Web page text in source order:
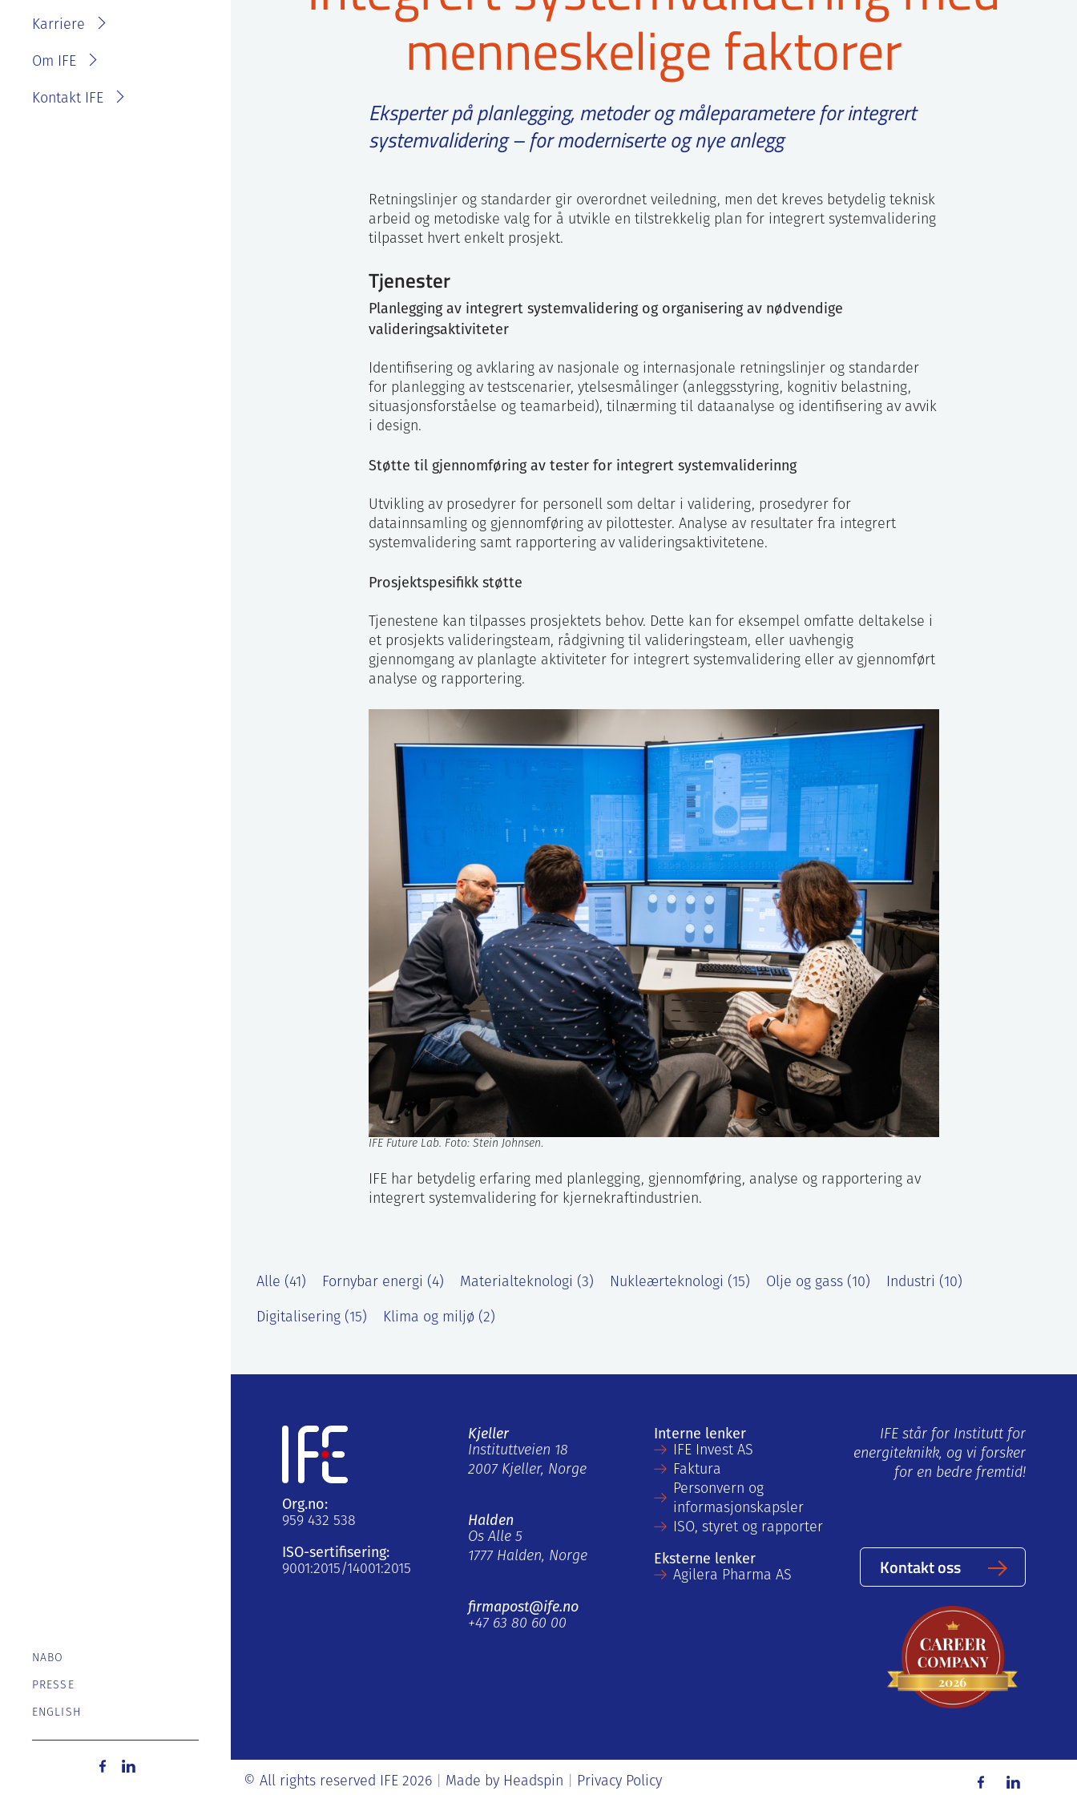
Karriere
Om IFE
Personvernerklæring for
Kontakt IFE
Fakturainformasjon
Varsling eller melde
NABO
PRESSE
ENGLISH
menneskelige faktorer
Eksperter på planlegging, metoder og måleparametere for integrert
systemvalidering – for moderniserte og nye anlegg
Retningslinjer og standarder gir overordnet veiledning, men det kreves betydelig teknisk
arbeid og metodiske valg for å utvikle en tilstrekkelig plan for integrert systemvalidering
tilpasset hvert enkelt prosjekt.
Tjenester
Planlegging av integrert systemvalidering og organisering av nødvendige
valideringsaktiviteter
Identifisering og avklaring av nasjonale og internasjonale retningslinjer og standarder
for planlegging av testscenarier, ytelsesmålinger (anleggsstyring, kognitiv belastning,
situasjonsforståelse og teamarbeid), tilnærming til dataanalyse og identifisering av avvik
i design.
Støtte til gjennomføring av tester for integrert systemvaliderinng
Utvikling av prosedyrer for personell som deltar i validering, prosedyrer for
datainnsamling og gjennomføring av pilottester. Analyse av resultater fra integrert
systemvalidering samt rapportering av valideringsaktivitetene.
Prosjektspesifikk støtte
Tjenestene kan tilpasses prosjektets behov. Dette kan for eksempel omfatte deltakelse i
et prosjekts valideringsteam, rådgivning til valideringsteam, eller uavhengig
gjennomgang av planlagte aktiviteter for integrert systemvalidering eller av gjennomført
analyse og rapportering.
IFE Future Lab. Foto: Stein Johnsen.
IFE har betydelig erfaring med planlegging, gjennomføring, analyse og rapportering av
integrert systemvalidering for kjernekraftindustrien.
Alle (41) Fornybar energi (4) Materialteknologi (3) Nukleærteknologi (15) Olje og gass (10) Industri (10)
Digitalisering (15) Klima og miljø (2)
Org.no:
959 432 538
ISO-sertifisering:
9001:2015/14001:2015
Kjeller
Instituttveien 18
2007 Kjeller, Norge
Halden
Os Alle 5
1777 Halden, Norge
firmapost@ife.no
+47 63 80 60 00
Interne lenker
IFE Invest AS
Faktura
Personvern og
informasjonskapsler
ISO, styret og rapporter
Eksterne lenker
Agilera Pharma AS
IFE står for Institutt for
energiteknikk, og vi forsker
for en bedre fremtid!
Kontakt oss
© All rights reserved IFE 2026 Made by Headspin Privacy Policy